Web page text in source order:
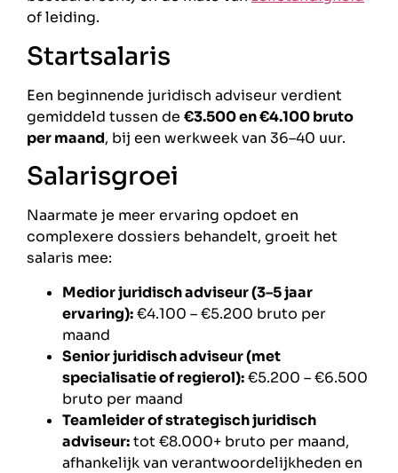
of leiding.
Startsalaris
Een beginnende juridisch adviseur verdient
gemiddeld tussen de €3.500 en €4.100 bruto
per maand, bij een werkweek van 36–40 uur.
Salarisgroei
Naarmate je meer ervaring opdoet en
complexere dossiers behandelt, groeit het
salaris mee:
Medior juridisch adviseur (3–5 jaar
ervaring):€4.100 – €5.200 bruto per
maand
Senior juridisch adviseur (met
specialisatie of regierol):€5.200 – €6.500
bruto per maand
Teamleider of strategisch juridisch
adviseur:tot €8.000+ bruto per maand,
afhankelijk van verantwoordelijkheden en